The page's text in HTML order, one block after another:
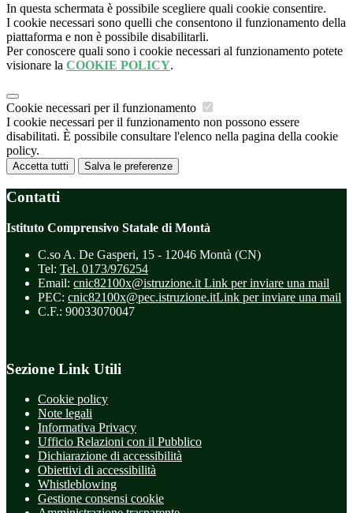
In questa schermata è possibile scegliere quali cookie consentire.
I cookie necessari sono quelli che consentono il funzionamento della
piattaforma e non è possibile disabilitarli.
Per conoscere quali sono i cookie necessari al funzionamento potete
visionare la COOKIE POLICY.
Cookie necessari per il funzionamento
I cookie necessari per il funzionamento non possono essere
disabilitati. È possibile consultare l'elenco nella pagina della cookie
policy.
Accetta tutti Salva le preferenze
Contatti
Istituto Comprensivo Statale di Montà
C.so A. De Gasperi, 15 - 12046 Montà (CN)
Tel: Tel. 0173/976254
Email: cnic82100x@istruzione.it Link per inviare una mail
PEC: cnic82100x@pec.istruzione.itLink per inviare una mail
C.F.: 90033070047
Sezione Link Utili
Cookie policy
Note legali
Informativa Privacy
Ufficio Relazioni con il Pubblico
Dichiarazione di accessibilità
Obiettivi di accessibilità
Whistleblowing
Gestione consensi cookie